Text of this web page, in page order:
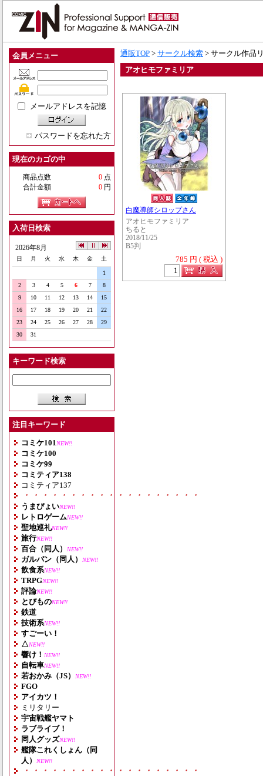
会員メニュー
メールアドレスを記憶
パスワードを忘れた方
現在のカゴの中
商品点数 0 点
合計金額
0 円
入荷日検索
2026年8月
日 月 火 水 木 金 土
1
2
3 4 5 6 7
8
9
10 11 12 13 14
15
16
17 18 19 20 21
22
23
24 25 26 27 28
29
30
31
キーワード検索
注目キーワード
コミケ101 NEW!!
コミケ100
コミケ99
コミティア138
コミティア137
・・・・・・・・・・・・・・・・・・・
うまぴょいNEW!!
レトロゲームNEW!!
聖地巡礼NEW!!
旅行NEW!!
百合（同人） NEW!!
ガルパン（同人） NEW!!
飲食系NEW!!
TRPGNEW!!
評論NEW!!
とびものNEW!!
鉄道
技術系NEW!!
すごーい！
△NEW!!
響け！ NEW!!
自転車NEW!!
若おかみ（JS） NEW!!
FGO
アイカツ！
ミリタリー
宇宙戦艦ヤマト
ラブライブ！
同人グッズNEW!!
艦隊これくしょん（同
人）
NEW!!
・・・・・・・・・・・・・・・・・・・
通販TOP > サークル検索 > サークル作品
アオヒモファミリア
白魔導師シロップさん
アオヒモファミリア
ちると
2018/11/25
B5判
785 円 ( 税込 )